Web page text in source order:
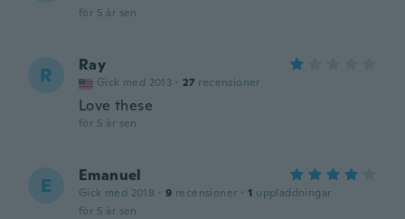
för 5 år sen
R Ray
Gick med 2013 · 27 recensioner
Love these
för 5 år sen
E Emanuel
Gick med 2018 · 9 recensioner · 1 uppladdningar
för 5 år sen